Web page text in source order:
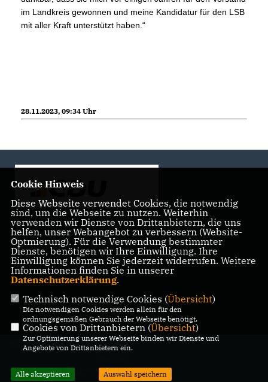
im Landkreis gewonnen und meine Kandidatur für den LSB
mit aller Kraft unterstützt haben.“
28.11.2023, 09:34 Uhr
Landtagsabgeordnete der CDU Fraktion im Landtag
Brandenburg
IMPRESSUM DATENSCHUTZ KONTAKT
@2026 Bürgerbüro Kristy Augustin,
Alle Rechte vorbehalten.
Cookie Hinweis
Diese Webseite verwendet Cookies, die notwendig
sind, um die Webseite zu nutzen. Weiterhin
verwenden wir Dienste von Drittanbietern, die uns
helfen, unser Webangebot zu verbessern (Website-
Optmierung). Für die Verwendung bestimmter
Dienste, benötigen wir Ihre Einwilligung. Ihre
Einwilligung können Sie jederzeit widerrufen. Weitere
Informationen finden Sie in unserer
Datenschutzerklärung.
Technisch notwendige Cookies (Übersicht)
Die notwendigen Cookies werden allein für den
ordnungsgemäßen Gebrauch der Webseite benötigt.
Cookies von Drittanbietern (Übersicht)
Zur Optimierung unserer Webseite binden wir Dienste und
Angebote von Drittanbietern ein.
Alle akzeptieren Auswahl speichern